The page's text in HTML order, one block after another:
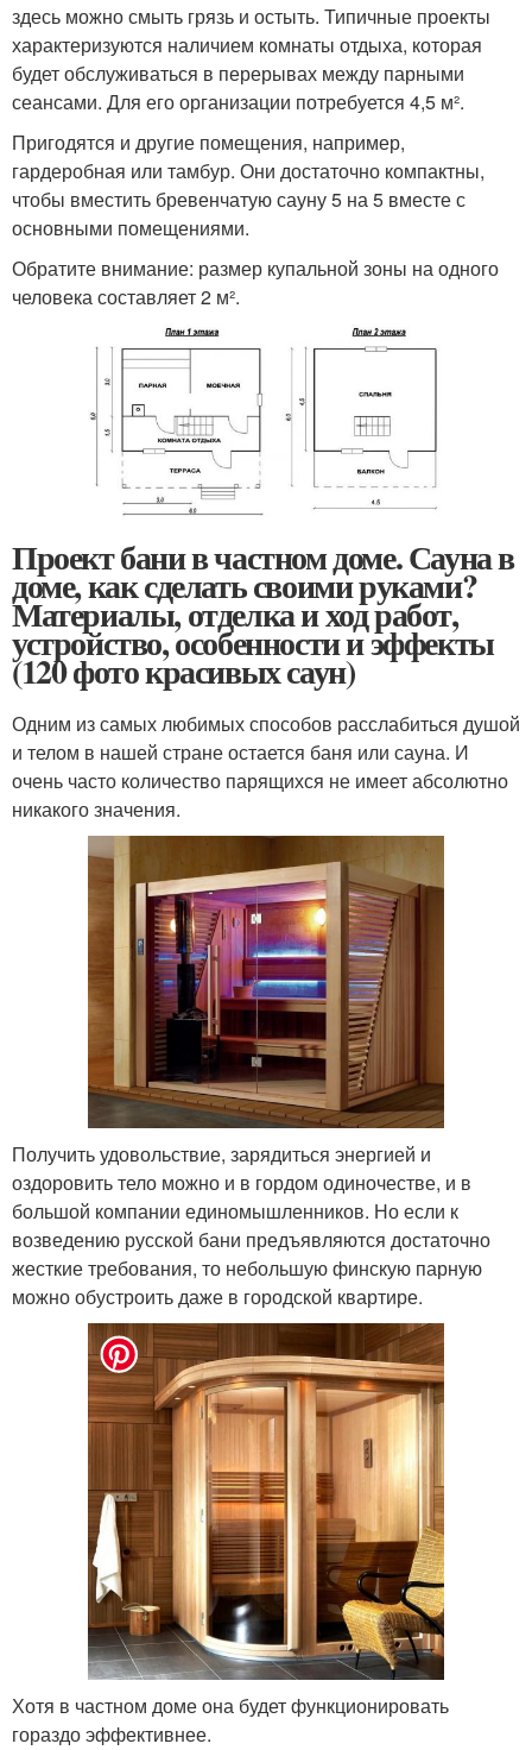
здесь можно смыть грязь и остыть. Типичные проекты
характеризуются наличием комнаты отдыха, которая
будет обслуживаться в перерывах между парными
сеансами. Для его организации потребуется 4,5 м².
Пригодятся и другие помещения, например,
гардеробная или тамбур. Они достаточно компактны,
чтобы вместить бревенчатую сауну 5 на 5 вместе с
основными помещениями.
Обратите внимание: размер купальной зоны на одного
человека составляет 2 м².
Проект бани в частном доме. Сауна в
доме, как сделать своими руками?
Материалы, отделка и ход работ,
устройство, особенности и эффекты
(120 фото красивых саун)
Одним из самых любимых способов расслабиться душой
и телом в нашей стране остается баня или сауна. И
очень часто количество парящихся не имеет абсолютно
никакого значения.
Получить удовольствие, зарядиться энергией и
оздоровить тело можно и в гордом одиночестве, и в
большой компании единомышленников. Но если к
возведению русской бани предъявляются достаточно
жесткие требования, то небольшую финскую парную
можно обустроить даже в городской квартире.
Хотя в частном доме она будет функционировать
гораздо эффективнее.